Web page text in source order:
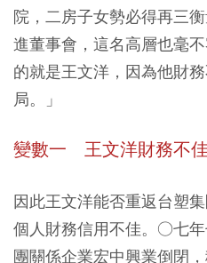
院，二房子女勢必得再三
進董事會，這名高層也毫
的就是王文洋，因為他財
局。」
變數一 王文洋財務不
因此王文洋能否重返台塑
個人財務信用不佳。○七
團關係企業宏中興業倒閉